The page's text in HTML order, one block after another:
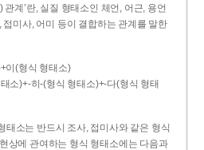
관계’란, 실질 형태소인 체언, 어근, 용언
미사, 어미 등이 결합하는 관계를 말한
이(형식 형태소)
소)+­-히­-(형식 형태소)+-다(형식 형태
태소는 반드시 조사, 접미사와 같은 형식
상에 관여하는 형식 형태소에는 다음과